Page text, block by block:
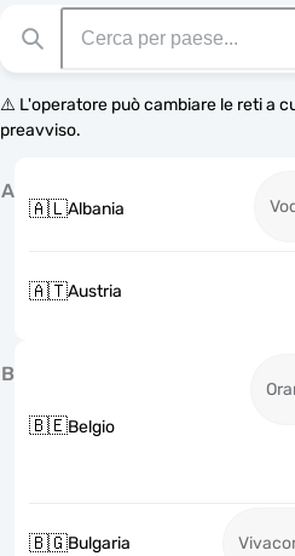
⚠️ L'operatore può cambiare le reti a
preavviso.
A
🇦🇱Albania
🇦🇹Austria
B
🇧🇪Belgio
🇧🇬Bulgaria